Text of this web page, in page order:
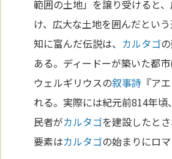
範囲の土地」を譲り受けると
け、広大な土地を囲んだとい
知に富んだ伝説は、 カルタゴ
ある。ディードーが築いた都
ウェルギリウスの叙事詩 『ア
れる。実際には紀元前814年
民者がカルタゴを建設したと
要素はカルタゴの始まりにロマ